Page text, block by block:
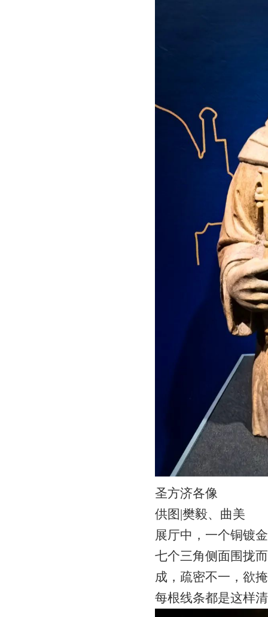
圣方济各像
供图|樊毅、曲美
展厅中，一个铜镀
七个三角侧面围拢
成，疏密不一，欲
每根线条都是这样